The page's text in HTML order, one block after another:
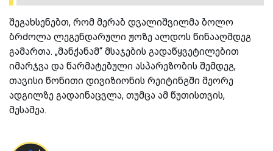
შეგახსენებთ, რომ მერაბ დვალიშვილმა ბოლო
ბრძოლა ლეგენდარული ჟოზე ალდოს წინააღმდეგ
გამართა. „მანქანამ“ მსაჯების გადაწყვეტილებით
იმარჯვა და წარმატებული ასპარეზობის შემდეგ,
თავისი წონითი დივიზიონის რეიტინგში მეორე
ადგილზე გადაინაცვლა, თუმცა ამ წუთისთვის,
მესამეა.